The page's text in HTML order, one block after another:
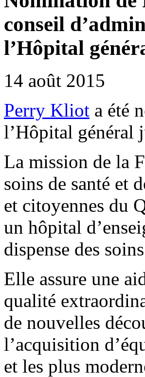
conseil
l’Hôpital
14 août 2015
Perry Kliot a été
l’Hôpital général
La mission de la
soins de santé et
et citoyennes du
un hôpital
dispense des
Elle assure une
qualité
de nouvelles
l’acquisition
et les plus